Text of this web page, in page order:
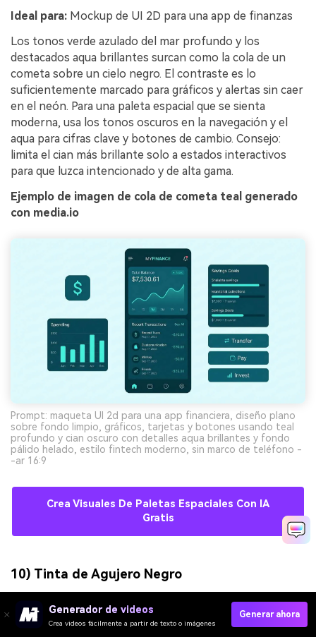
Ideal para: Mockup de UI 2D para una app de finanzas
Los tonos verde azulado del mar profundo y los
destacados aqua brillantes surcan como la cola de un
cometa sobre un cielo negro. El contraste es lo
suficientemente marcado para gráficos y alertas sin caer
en el neón. Para una paleta espacial que se sienta
moderna, usa los tonos oscuros en la navegación y el
aqua para cifras clave y botones de cambio. Consejo:
limita el cian más brillante solo a estados interactivos
para que luzca intencionado y de alta gama.
Ejemplo de imagen de cola de cometa teal generado
con media.io
Prompt: maqueta UI 2d para una app financiera, diseño plano
sobre fondo limpio, gráficos, tarjetas y botones usando teal
profundo y cian oscuro con detalles aqua brillantes y fondo
pálido helado, estilo fintech moderno, sin marco de teléfono -
-ar 16:9
Crea Visuales De Paletas Espaciales Con IA
Gratis
10) Tinta de Agujero Negro
Generador de videos
Crea videos fácilmente a partir de texto o imágenes
Generar ahora